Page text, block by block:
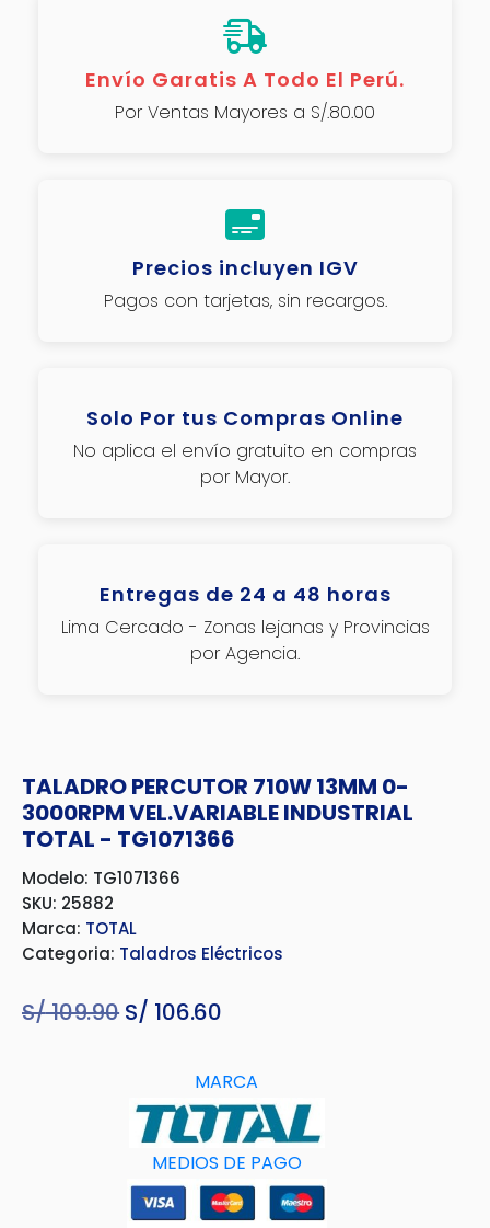
Envío Garatis A Todo El Perú.
Por Ventas Mayores a S/.80.00
Precios incluyen IGV
Pagos con tarjetas, sin recargos.
Solo Por tus Compras Online
No aplica el envío gratuito en compras
por Mayor.
Entregas de 24 a 48 horas
Lima Cercado - Zonas lejanas y Provincias
por Agencia.
TALADRO PERCUTOR 710W 13MM 0-
3000RPM VEL.VARIABLE INDUSTRIAL
TOTAL - TG1071366
Modelo: TG1071366
SKU: 25882
Marca: TOTAL
Categoria: Taladros Eléctricos
S/109.90 El
original
era:
S/ 109.90.
S/ 106.60
actual
es:
S/ 106.60.
MARCA
MEDIOS DE PAGO